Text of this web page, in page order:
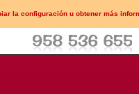
la configuración u obtener más